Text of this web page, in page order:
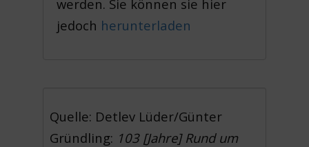
werden. Sie können sie hier
jedoch herunterladen
Quelle: Detlev Lüder/Günter
Gründling: 103 [Jahre] Rund um